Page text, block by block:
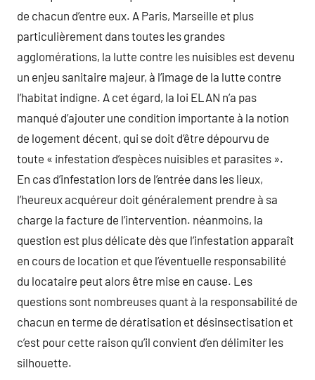
de chacun d’entre eux. A Paris, Marseille et plus
particulièrement dans toutes les grandes
agglomérations, la lutte contre les nuisibles est devenu
un enjeu sanitaire majeur, à l’image de la lutte contre
l’habitat indigne. A cet égard, la loi ELAN n’a pas
manqué d’ajouter une condition importante à la notion
de logement décent, qui se doit d’être dépourvu de
toute « infestation d’espèces nuisibles et parasites ».
En cas d’infestation lors de l’entrée dans les lieux,
l’heureux acquéreur doit généralement prendre à sa
charge la facture de l’intervention. néanmoins, la
question est plus délicate dès que l’infestation apparaît
en cours de location et que l’éventuelle responsabilité
du locataire peut alors être mise en cause. Les
questions sont nombreuses quant à la responsabilité de
chacun en terme de dératisation et désinsectisation et
c’est pour cette raison qu’il convient d’en délimiter les
silhouette.